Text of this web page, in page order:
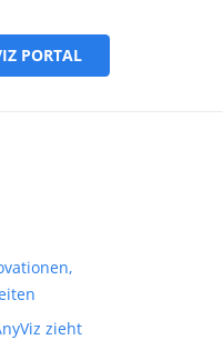
PORTAL
zieht